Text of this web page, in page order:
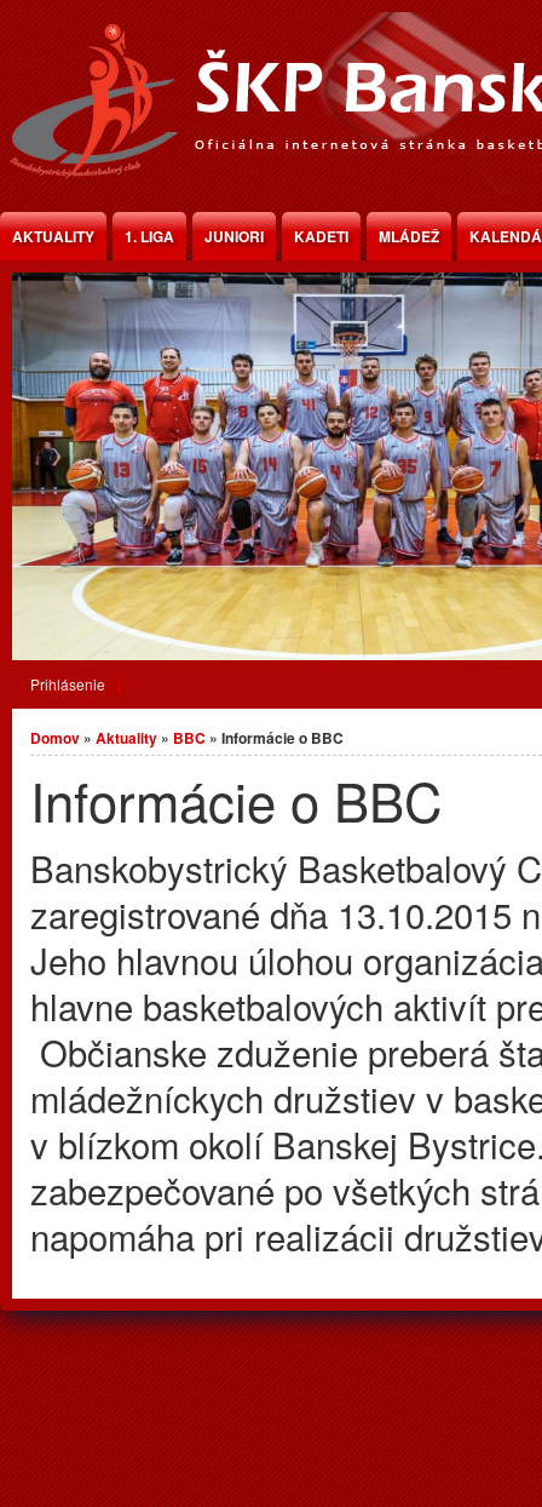
Jump to Content
AKTUALITY 1. LIGA JUNIORI KADETI MLÁDEŽ
Prihlásenie
Nachádzate sa tu
Domov » Aktuality » BBC » Informácie o BBC
Informácie o BBC
Banskobystrický Basketbalový
zaregistrované dňa 13.10.2015
Jeho hlavnou úlohou
hlavne basketbalových aktivít
Občianske zduženie preberá
mládežníckych družstiev v
v blízkom okolí Banskej
zabezpečované po všetkých
napomáha pri realizácii